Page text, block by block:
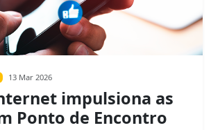
13 Mar 2026
impulsiona as
Ponto de Encontro